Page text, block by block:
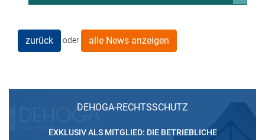
zurück oder alle News anzeigen
DEHOGA-RECHTSSCHUTZ
EXKLUSIV ALS MITGLIED: DIE BETRIEBLICHE